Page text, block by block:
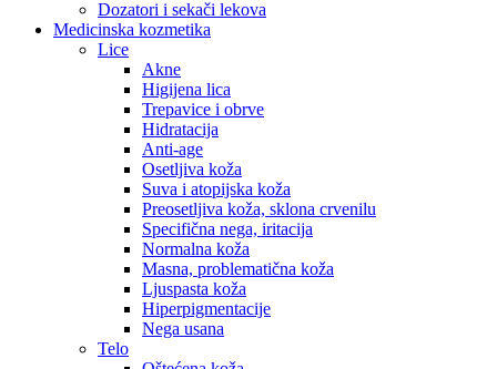
Dozatori i sekači lekova
Medicinska kozmetika
Lice
Akne
Higijena lica
Trepavice i obrve
Hidratacija
Anti-age
Osetljiva koža
Suva i atopijska koža
Preosetljiva koža, sklona crvenilu
Specifična nega, iritacija
Normalna koža
Masna, problematična koža
Ljuspasta koža
Hiperpigmentacije
Nega usana
Telo